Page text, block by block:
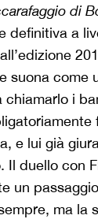
di
definitiva a
suona come
chiamarlo i
e lui già
Il duello con
un
ma la